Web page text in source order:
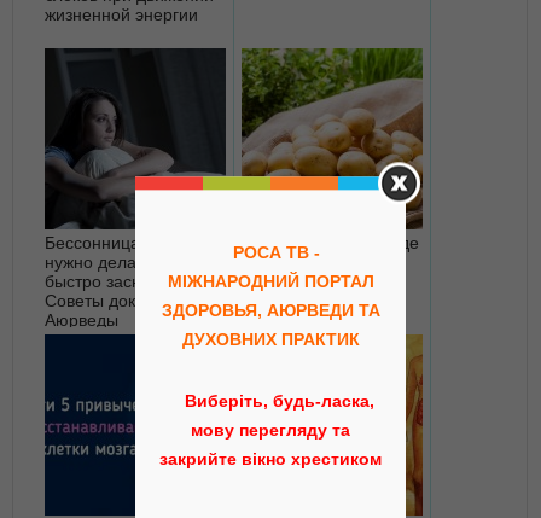
жизненной энергии
Бессонница и что
нужно делать, чтобы
быстро заснуть.
Советы доктора
Аюрведы
Картофель в Аюрведе
РОСА ТВ -
МІЖНАРОДНИЙ ПОРТАЛ
ЗДОРОВЬЯ, АЮРВЕДИ ТА
ДУХОВНИХ ПРАКТИК
Виберіть, будь-ласка,
мову перегляду та
закрийте вікно хрестиком